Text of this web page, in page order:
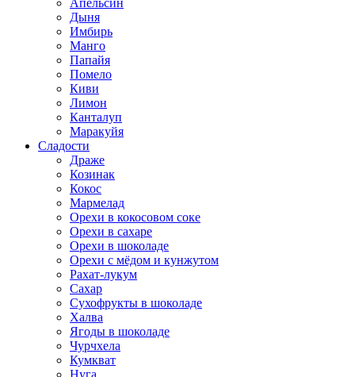
Апельсин
Дыня
Имбирь
Манго
Папайя
Помело
Киви
Лимон
Канталуп
Маракуйя
Сладости
Драже
Козинак
Кокос
Мармелад
Орехи в кокосовом соке
Орехи в сахаре
Орехи в шоколаде
Орехи с мёдом и кунжутом
Рахат-лукум
Сахар
Сухофрукты в шоколаде
Халва
Ягоды в шоколаде
Чурчхела
Кумкват
Нуга